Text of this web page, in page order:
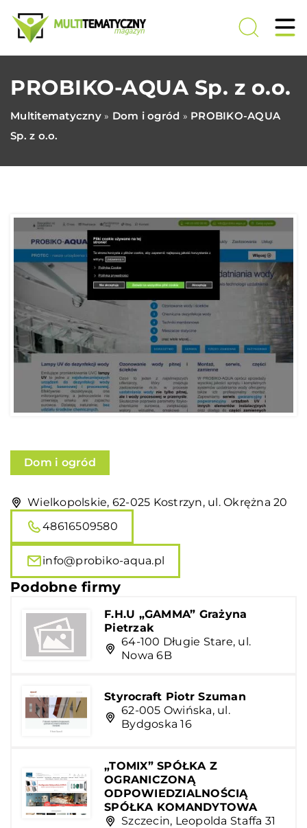
PROBIKO-AQUA Sp. z o.o.
Multitematyczny» Dom i ogród » PROBIKO-AQUA
Sp. z o.o.
Dom i ogród
Wielkopolskie, 62-025 Kostrzyn, ul. Okrężna 20
48616509580
info@probiko-aqua.pl
Podobne firmy
F.H.U „GAMMA” Grażyna
Pietrzak
64-100 Długie Stare, ul.
Nowa 6B
Styrocraft Piotr Szuman
62-005 Owińska, ul.
Bydgoska 16
„TOMIX” SPÓŁKA Z
OGRANICZONĄ
ODPOWIEDZIALNOŚCIĄ
SPÓŁKA KOMANDYTOWA
Szczecin, Leopolda Staffa 31